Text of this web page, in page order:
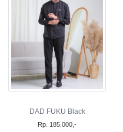
DAD FUKU Black
Rp. 185.000,-